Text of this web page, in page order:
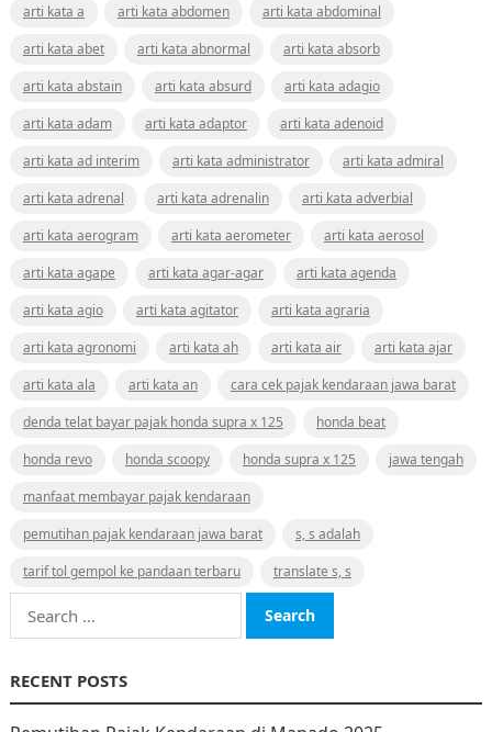
arti kata a arti kata abdomen
arti kata abdominal
arti kata abet
arti kata abnormal
arti kata absorb
arti kata abstain
arti kata absurd
arti kata adagio
arti kata adam
arti kata adaptor
arti kata adenoid
arti kata ad interim
arti kata administrator
arti kata admiral
arti kata adrenal
arti kata adrenalin
arti kata adverbial
arti kata aerogram
arti kata aerometer
arti kata aerosol
arti kata agape
arti kata agar-agar
arti kata agenda
arti kata agio
arti kata agitator
arti kata agraria
arti kata agronomi
arti kata ah arti kata air
arti kata ajar
arti kata ala
arti kata an
cara cek pajak kendaraan jawa barat
denda telat bayar pajak honda supra x 125
honda beat
honda revo
honda scoopy honda supra x 125
jawa tengah
manfaat membayar pajak kendaraan
pemutihan pajak kendaraan jawa barat
s, s adalah
tarif tol gempol ke pandaan terbaru
translate s, s
Search
for:
RECENT POSTS